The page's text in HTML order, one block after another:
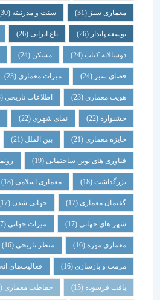
معماری سبز(31) سنت و مدرنیته(30)
توسعه پایدار(26) باغ ایرانی(26)
دوسالانه کتاب(24) مسکن (24) معماری
فضای سبز(24) میراث معماری (23)
هویت معماری (23) اطلاعات تاریخی(23)
جشنواره(22) نمای شهری(22) شهر
جایزه معماری (21) بین الملل(21)
فناوری های نوین ساختمانی(19) رونمایی از
بزرگداشت (18) معماری اسلامی(18)
گفتمان معماری (17) جهانی شدن(17)
شهر های جهانی(17) میراث جهانی(17)
معماری موزه(16) منظر تاریخی (16)
مرمت و بازسازی(16) فعالیت‌های انجمن(16)
بافت فرسوده (15) حفاظت معماری (15)